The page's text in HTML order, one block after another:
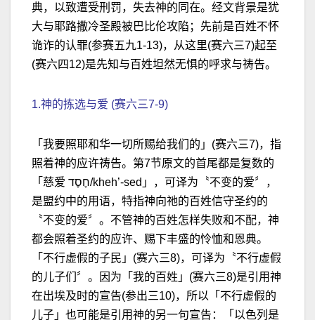
典，以致遭受刑罚，失去神的同在。经文背景是犹
大与耶路撒冷圣殿被巴比伦攻陷；先前是百姓不怀
诡诈的认罪(参赛五九1-13)，从这里(赛六三7)起至
(赛六四12)是先知与百姓坦然无惧的呼求与祷告。
1.神的拣选与爱 (赛六三7-9)
「我要照耶和华一切所赐给我们的」(赛六三7)，指
照着神的应许祷告。第7节原文的首尾都是复数的
「慈爱 חֶסֶד/kheh’-sed」，可译为〝不变的爱〞，
是盟约中的用语，特指神向祂的百姓信守圣约的
〝不变的爱〞。不管神的百姓怎样失败和不配，神
都会照着圣约的应许、赐下丰盛的怜恤和恩典。
「不行虚假的子民」(赛六三8)，可译为〝不行虚假
的儿子们〞。因为「我的百姓」(赛六三8)是引用神
在出埃及时的宣告(参出三10)，所以「不行虚假的
儿子」也可能是引用神的另一句宣告：「以色列是